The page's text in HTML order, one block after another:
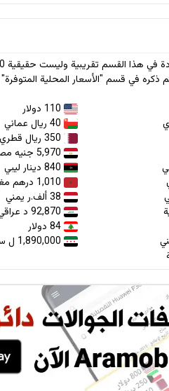
ذكره في قسم "الأسعار المحلية المتوفرة"
84 دولار